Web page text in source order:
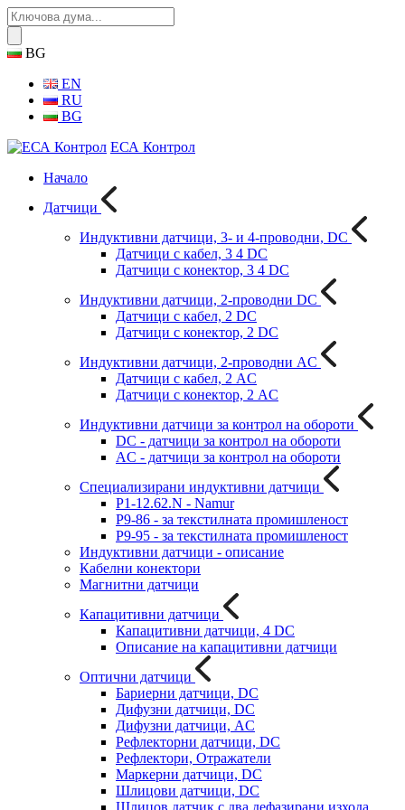
BG
EN
RU
BG
ЕСА Контрол
Начало
Датчици
Индуктивни датчици, 3- и 4-проводни, DC
Датчици с кабел, 3 4 DC
Датчици с конектор, 3 4 DC
Индуктивни датчици, 2-проводни DC
Датчици с кабел, 2 DC
Датчици с конектор, 2 DC
Индуктивни датчици, 2-проводни AC
Датчици с кабел, 2 AC
Датчици с конектор, 2 AC
Индуктивни датчици за контрол на обороти
DC - датчици за контрол на обороти
AC - датчици за контрол на обороти
Специализирани индуктивни датчици
P1-12.62.N - Namur
P9-86 - за текстилната промишленост
P9-95 - за текстилната промишленост
Индуктивни датчици - описание
Кабелни конектори
Магнитни датчици
Капацитивни датчици
Капацитивни датчици, 4 DC
Описание на капацитивни датчици
Оптични датчици
Бариерни датчици, DC
Дифузни датчици, DC
Дифузни датчици, AC
Рефлекторни датчици, DC
Рефлектори, Отражатели
Маркерни датчици, DC
Шлицови датчици, DC
Шлицов датчик с два дефазирани изхода